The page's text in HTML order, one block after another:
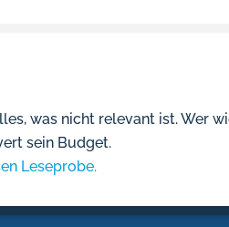
was nicht relevant ist. Wer
sein Budget.
Leseprobe.